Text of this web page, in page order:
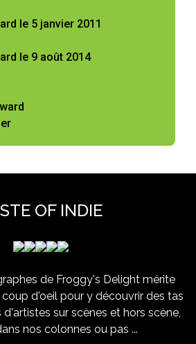
le 5 janvier 2011
le 9 août 2014
OF INDIE
de Froggy's Delight mérite
d'oeil pour y découvrir des tas
sur scènes et hors scène,
nos colonnes ou pas ...